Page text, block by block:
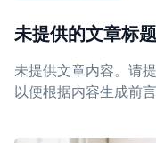
未提供的文章标题
未提供文章内容。请
以便根据内容生成前